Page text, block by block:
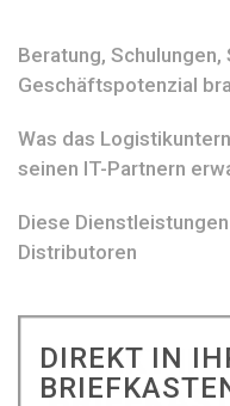
Beratung,
Geschäftspotenzial
Was das
seinen IT-Partnern
Diese
Distributoren
DIREKT IN